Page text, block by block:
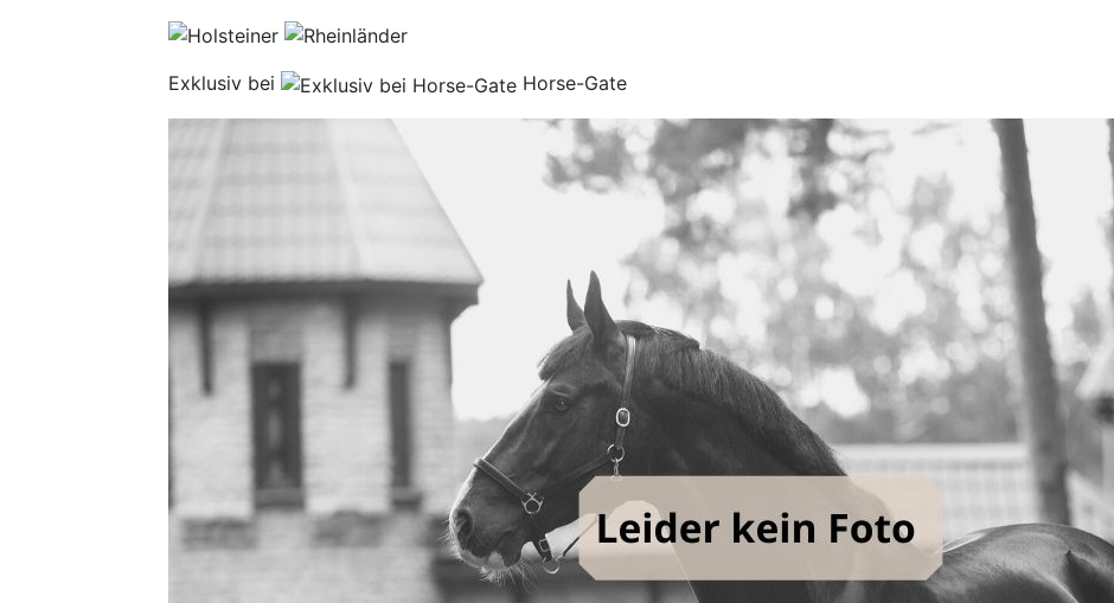
Exklusiv bei Horse-Gate